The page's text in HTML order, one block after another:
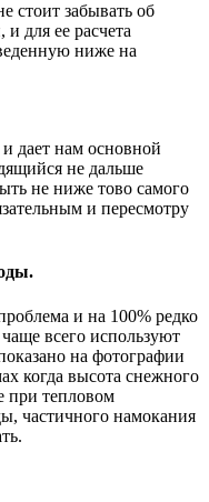
стоит забывать об
для ее расчета
ниже на
дает нам основной
не дальше
не ниже тово самого
и пересмотру
и на 100% редко
всего используют
на фотографии
когда высота снежного
при тепловом
частичного намокания